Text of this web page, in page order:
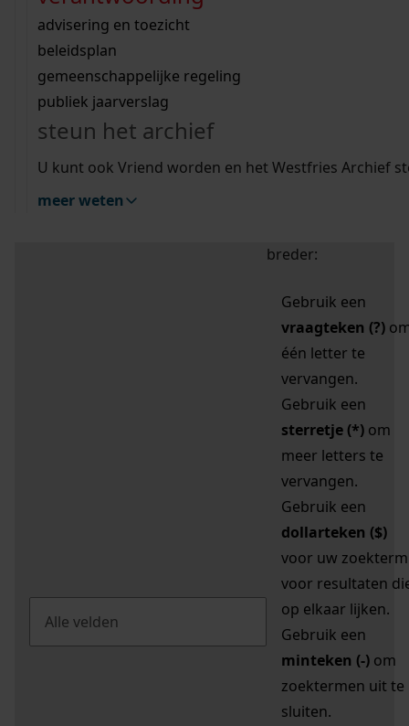
bouwvergunningen
omgevingsvergunningen
vergunningen
beeld en geluid
uitleg nodig?
Wij helpen u op weg met een aantal zoektips.
bekijk alle zoektips
Wij helpen u op weg met een aantal zoektips.
bekijk alle zoektips
bekijk ons geschiedenislokaal
advisering en toezicht
beleidsplan
gemeenschappelijke regeling
publiek jaarverslag
steun het archief
U kunt ook Vriend worden en het Westfries Archief
meer weten
zoektips
Mijn Studiezaal (inloggen)
uw zoekopdracht te
breder:
Gebruik een
vraagteken (?)
één letter te
vervangen.
Gebruik een
sterretje (*) om
meer letters te
vervangen.
Gebruik een
dollarteken ($)
voor uw zoekterm
voor resultaten
op elkaar lijken.
Gebruik een
minteken (-) om
zoektermen uit te
sluiten.